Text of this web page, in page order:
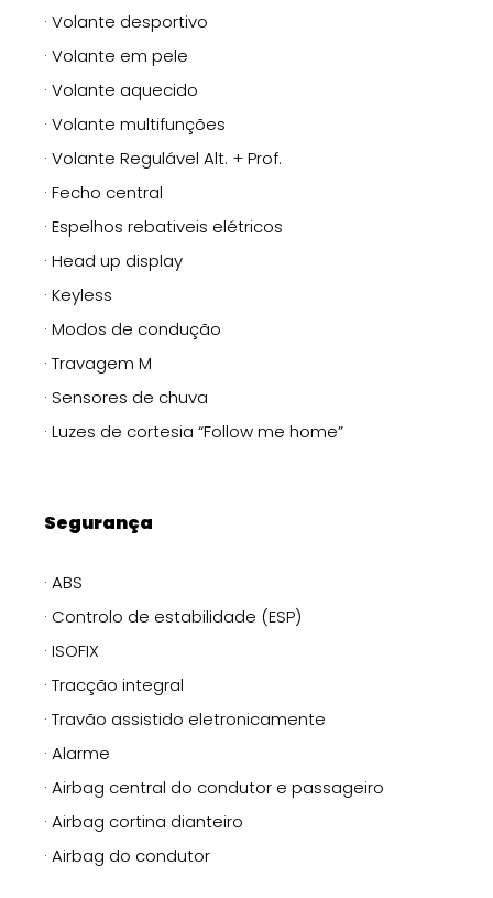
· Volante desportivo
· Volante em pele
· Volante aquecido
· Volante multifunções
· Volante Regulável Alt. + Prof.
· Fecho central
· Espelhos rebativeis elétricos
· Head up display
· Keyless
· Modos de condução
· Travagem M
· Sensores de chuva
· Luzes de cortesia “Follow me home”
Segurança
· ABS
· Controlo de estabilidade (ESP)
· ISOFIX
· Tracção integral
· Travão assistido eletronicamente
· Alarme
· Airbag central do condutor e passageiro
· Airbag cortina dianteiro
· Airbag do condutor